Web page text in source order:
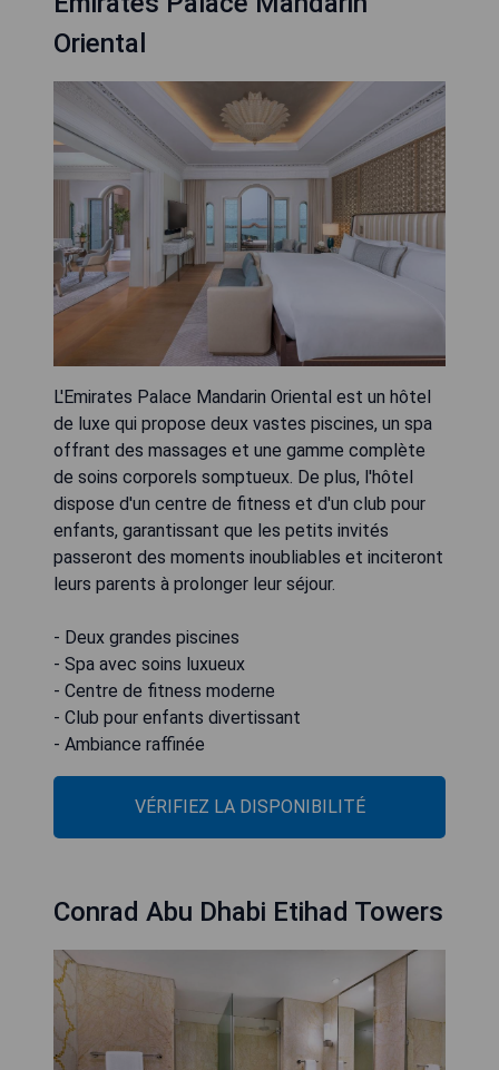
Oriental
L'Emirates Palace Mandarin Oriental est un hôtel
de luxe qui propose deux vastes piscines, un spa
offrant des massages et une gamme complète
de soins corporels somptueux. De plus, l'hôtel
dispose d'un centre de fitness et d'un club pour
enfants, garantissant que les petits invités
passeront des moments inoubliables et inciteront
leurs parents à prolonger leur séjour.
- Deux grandes piscines
- Spa avec soins luxueux
- Centre de fitness moderne
- Club pour enfants divertissant
- Ambiance raffinée
VÉRIFIEZ LA DISPONIBILITÉ
Conrad Abu Dhabi Etihad Towers